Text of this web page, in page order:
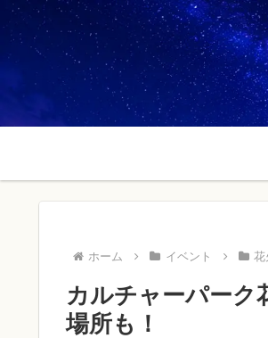
ホーム イベント 花
カルチャーパーク
場所も！